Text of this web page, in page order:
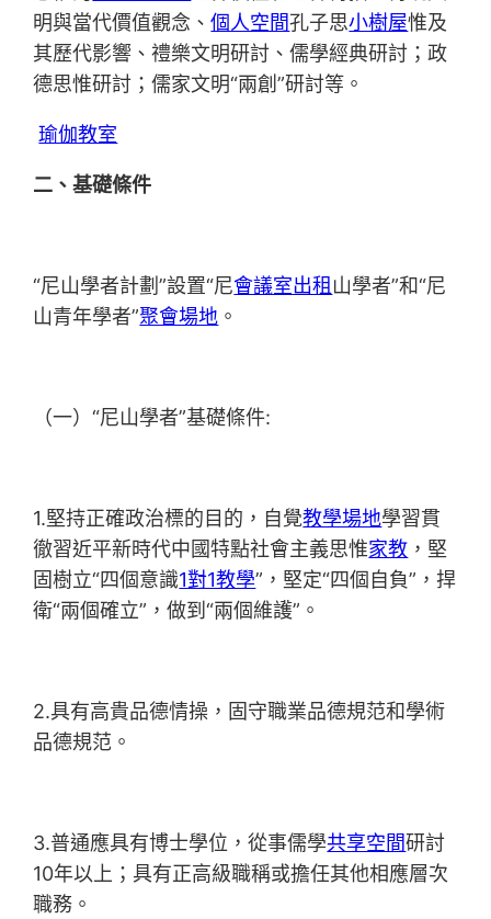
明與當代價值觀念、個人空間孔子思小樹屋惟及
其歷代影響、禮樂文明研討、儒學經典研討；政
德思惟研討；儒家文明“兩創”研討等。
瑜伽教室
二、基礎條件
“尼山學者計劃”設置“尼會議室出租山學者”和“尼
山青年學者”聚會場地 。
（一）“尼山學者”基礎條件:
1.堅持正確政治標的目的，自覺教學場地學習貫
徹習近平新時代中國特點社會主義思惟家教 ，堅
固樹立“四個意識1對1教學”，堅定“四個自負”，捍
衛“兩個確立”，做到“兩個維護”。
2.具有高貴品德情操，固守職業品德規范和學術
品德規范。
3.普通應具有博士學位，從事儒學共享空間研討
10年以上；具有正高級職稱或擔任其他相應層次
職務。